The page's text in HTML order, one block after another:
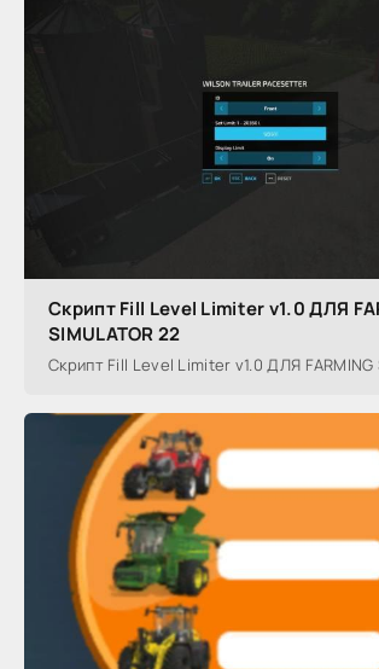
Скрипт Fill Level Limiter v1.0 ДЛЯ
SIMULATOR 22
Скрипт Fill Level Limiter v1.0 ДЛЯ FARMING